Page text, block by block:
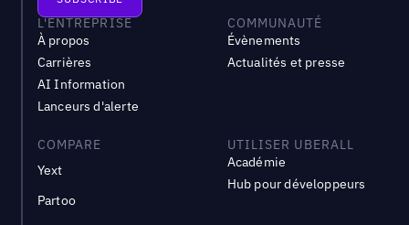
L'ENTREPRISE
À propos
Carrières
AI Information
Lanceurs d'alerte
COMMUNAUTÉ
Évènements
Actualités et presse
COMPARE
Yext
Partoo
UTILISER UBERALL
Académie
Hub pour développeurs